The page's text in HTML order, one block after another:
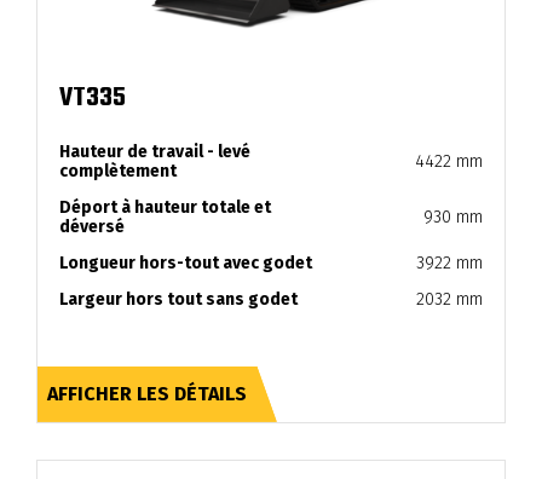
VT335
Hauteur de travail - levé
complètement
4422 mm
Déport à hauteur totale et
déversé
930 mm
Longueur hors-tout avec godet
3922 mm
Largeur hors tout sans godet
2032 mm
AFFICHER LES DÉTAILS